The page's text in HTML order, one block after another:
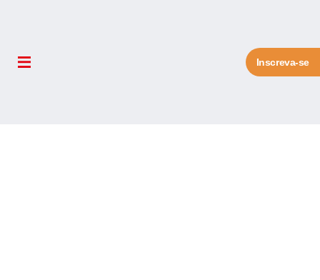
Inscreva-se